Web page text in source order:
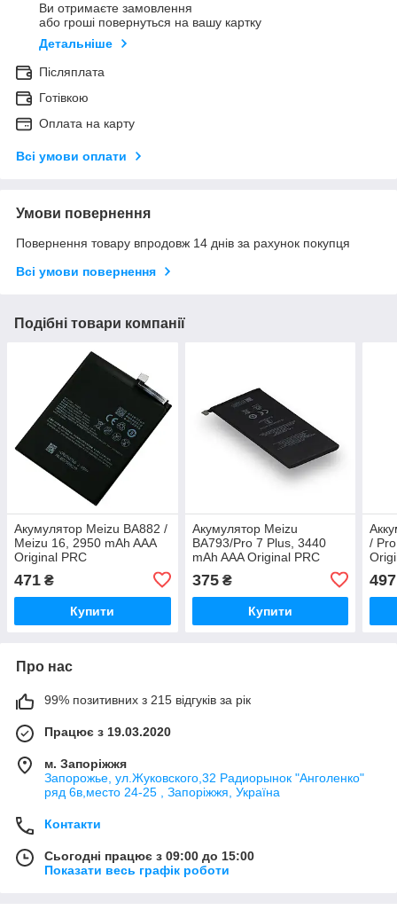
Ви отримаєте замовлення
або гроші повернуться на вашу картку
Детальніше
Післяплата
Готівкою
Оплата на карту
Всі умови оплати
Умови повернення
Повернення товару впродовж 14 днів за рахунок покупця
Всі умови повернення
Подібні товари компанії
Акумулятор Meizu BA882 /
Meizu 16, 2950 mAh AAA
Original PRC
471 ₴
Купити
Акумулятор Meizu
BA793/Pro 7 Plus, 3440
mAh AAA Original PRC
375₴
Купити
/
497
Про нас
99% позитивних з 215 відгуків за рік
Працює з 19.03.2020
м. Запоріжжя
Запорожье, ул.Жуковского,32 Радиорынок "Анголенко"
ряд 6в,место 24-25 , Запоріжжя, Україна
Контакти
Сьогодні працює з 09:00 до 15:00
Показати весь графік роботи